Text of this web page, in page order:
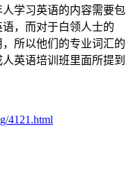
学习英语的内容需要包
，而对于白领人士的
所以他们的专业词汇的
英语培训班里面所提到
4121.html